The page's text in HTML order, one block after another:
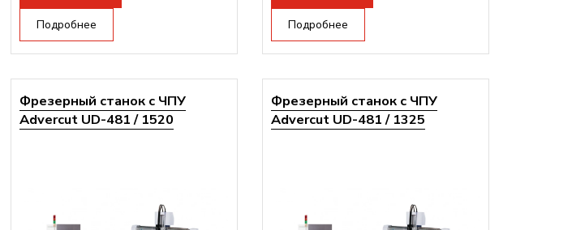
Подробнее Подробнее
Фрезерный станок с ЧПУ
Advercut UD-481 / 1520
Фрезерный станок с ЧПУ
Advercut UD-481 / 1325